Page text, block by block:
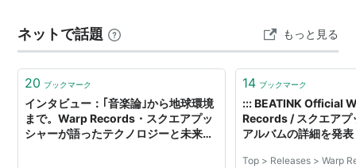
ネットで話題 もっと見る
20 ブックマーク
インタビュー：｢音楽論｣から地球環境
まで。Warp Records・スクエアプッ
シャーが語ったテクノロジーと未来の
14 ブックマーク
::: BEATINK Official
Records / スクエアプ
アルバムの詳細を発
Top > Releases > Warp